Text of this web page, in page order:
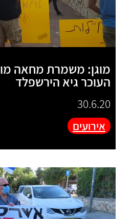
מוגן: משמרת מחאה
העוכר גיא הירשפלד
30.6.20
אירועים